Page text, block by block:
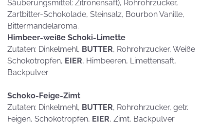
Säuberungsmittel: Zitronensaft), Rohrohrzucker,
Zartbitter-Schokolade, Steinsalz, Bourbon Vanille,
Bittermandelaroma.
Himbeer-weiße Schoki-Limette
Zutaten: Dinkelmehl, BUTTER, Rohrohrzucker, Weiße
Schokotropfen, EIER, Himbeeren, Limettensaft,
Backpulver
Schoko-Feige-Zimt
Zutaten: Dinkelmehl, BUTTER, Rohrohrzucker, getr.
Feigen, Schokotropfen, EIER, Zimt, Backpulver